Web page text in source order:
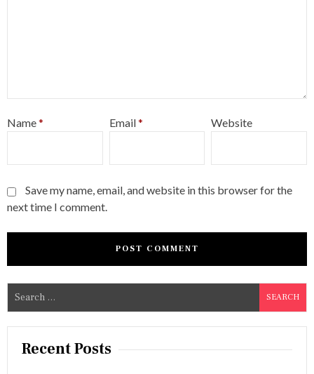
Name* Email* Website
Save my name, email, and website in this browser for the
next time I comment.
e
a
Recent Posts